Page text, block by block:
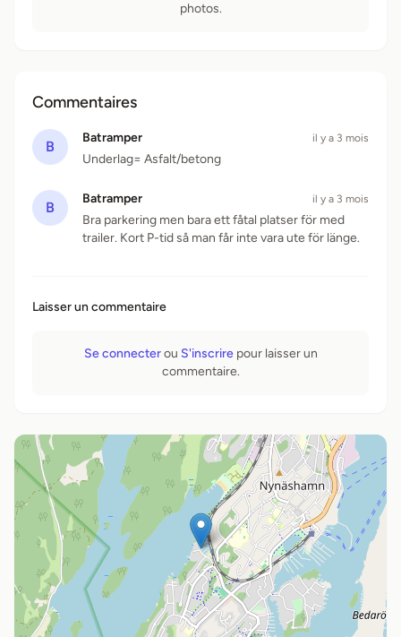
photos.
Commentaires
B
Batramper il y a 3 mois
Underlag= Asfalt/betong
B
Batramper il y a 3 mois
Bra parkering men bara ett fåtal platser för med
trailer. Kort P-tid så man får inte vara ute för länge.
Laisser un commentaire
Se connecterou S'inscrirepour laisser un
commentaire.